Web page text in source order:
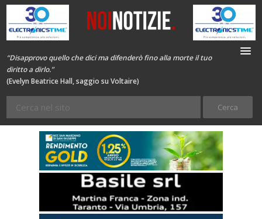
“Disapprovo quello che dici ma difenderò fino alla morte il tuo
diritto a dirlo.”
(Evelyn Beatrice Hall, saggio su Voltaire)